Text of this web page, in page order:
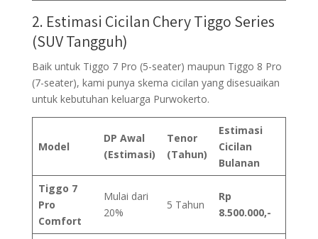
2. Estimasi Cicilan Chery Tiggo Series
(SUV Tangguh)
Baik untuk Tiggo 7 Pro (5-seater) maupun Tiggo 8 Pro
(7-seater), kami punya skema cicilan yang disesuaikan
untuk kebutuhan keluarga Purwokerto.
Model
DP Awal
(Estimasi)
Tenor
(Tahun)
Estimasi
Cicilan
Bulanan
Tiggo 7
Pro
Comfort
Mulai dari
20%
5 Tahun
Rp
8.500.000,-